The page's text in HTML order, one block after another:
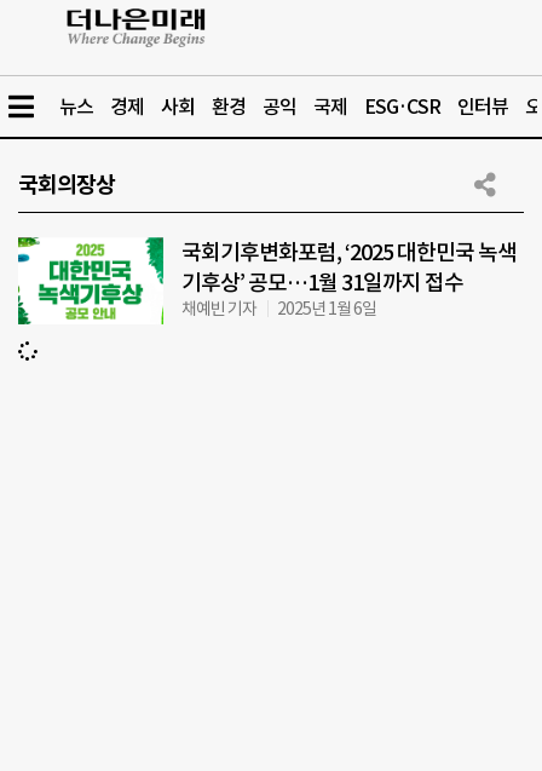
뉴스 경제 사회 환경 공익 국제 ESG·CSR 인터뷰
국회의장상
국회기후변화포럼, ‘2025 대한민국 녹색
기후상’ 공모…1월 31일까지 접수
채예빈 기자 2025년 1월 6일